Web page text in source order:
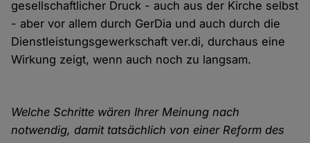
gesellschaftlicher Druck - auch aus der Kirche selbst
- aber vor allem durch GerDia und auch durch die
Dienstleistungsgewerkschaft ver.di, durchaus eine
Wirkung zeigt, wenn auch noch zu langsam.
Welche Schritte wären Ihrer Meinung nach
notwendig, damit tatsächlich von einer Reform des